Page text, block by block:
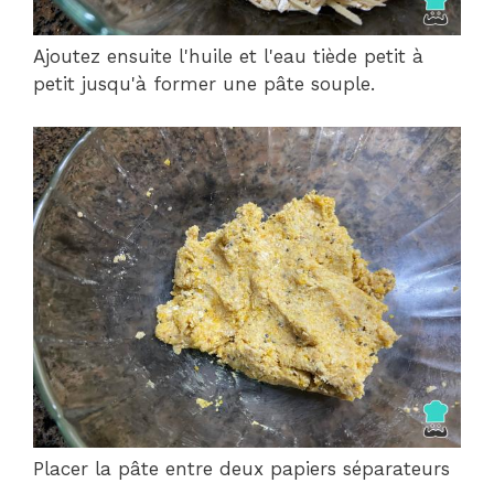
Ajoutez ensuite l'huile et l'eau tiède petit à
petit jusqu'à former une pâte souple.
Placer la pâte entre deux papiers séparateurs